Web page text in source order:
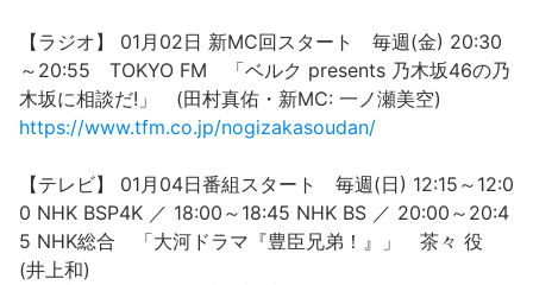
【ラジオ】 01月02日 新MC回スタート 毎週(金) 20:30
～20:55 TOKYO FM 「ベルク presents 乃木坂46の乃
木坂に相談だ!」 (田村真佑・新MC: 一ノ瀬美空)
https://www.tfm.co.jp/nogizakasoudan/
【テレビ】 01月04日番組スタート 毎週(日) 12:15～12:0
0 NHK BSP4K ／ 18:00～18:45 NHK BS ／ 20:00～20:4
5 NHK総合 「大河ドラマ『豊臣兄弟！』」 茶々 役
(井上和)